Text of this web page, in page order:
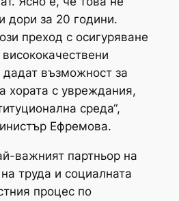
дори за 20 години.
преход с осигуряване
дадат възможност за
хората с увреждания,
среда“,
Ефремова.
важният партньор на
труда и социалната
процес по